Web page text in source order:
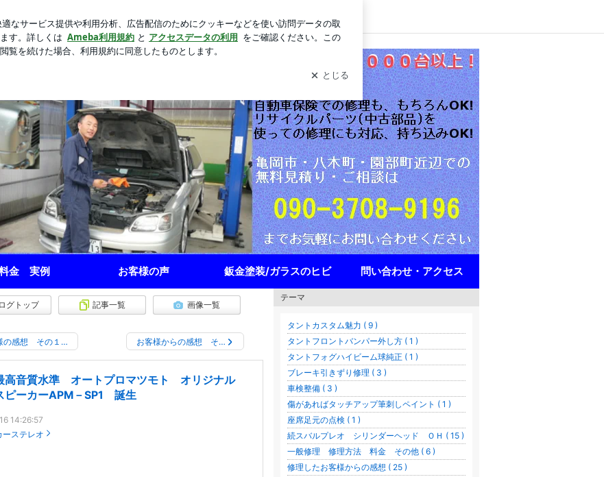
APM－SP1 誕生 | 愛車のカーライフ提案・車検・整備・板金塗装＠京都・亀岡
親の言い分 新規登録 ログイン
グトップ 記事一覧 画像一覧
の感想 その１… お客様からの感想 そ…
高音質水準 オートプロマツモト オリジナル
ピーカーAPM－SP1 誕生
14:26:57
ーステレオ
テーマ
タントカスタム魅力 ( 9 )
タントフロントバンパー外し方 ( 1 )
タントフォグハイビーム球純正 ( 1 )
ブレーキ引きずり修理 ( 3 )
車検整備 ( 3 )
傷があればタッチアップ筆刺しペイント ( 1 )
座席足元の点検 ( 1 )
続スバルプレオ シリンダーヘッド ＯＨ ( 15 )
一般修理 修理方法 料金 その他 ( 6 )
修理したお客様からの感想 ( 25 )
金 実例 お客様の声 鈑金塗装/ガラスのヒビ 問い合わせ・アクセス